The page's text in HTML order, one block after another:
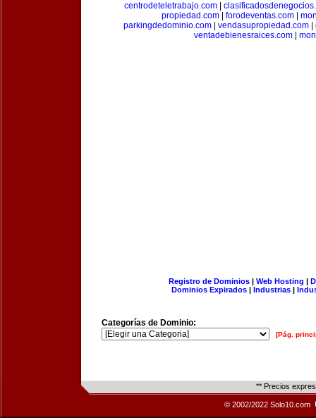
centrodeteletrabajo.com
propiedad.com
forodeventas.com
parkingdedominio.com| vendasupropiedad.com|
ventadebienesraices.com
Registro de Dominios| Web Hosting |
Dominios Expirados | Industrias |
Categorías de Dominio:
[Pág.
** Precios
© 2002/2022 Solo10.com